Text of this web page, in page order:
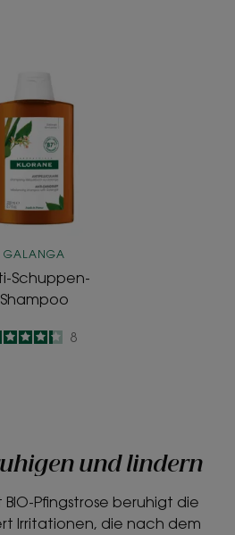
Shampoo
GALANGA
Schuppen-
Shampoo
4.3
/
5
8
und lindern
BIO-Pfingstrose beruhigt die
Irritationen, die nach dem